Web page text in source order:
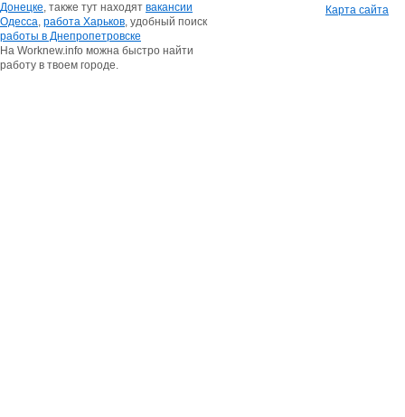
Донецке, также тут находят вакансии
Одесса, работа Харьков, удобный поиск
работы в Днепропетровске
На Worknew.info можна быстро найти
работу в твоем городе.
Карта сайта